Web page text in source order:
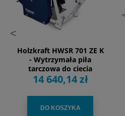
<
Holzkraft HWSR 701 ZE K
- Wytrzymała piła
tarczowa do ciecia
drewna z napędem
hybrydowym
14 640,14 zł
DO KOSZYKA